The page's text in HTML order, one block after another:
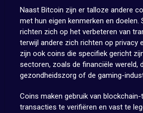
Naast Bitcoin zijn er talloze andere
met hun eigen kenmerken en doelen.
richten zich op het verbeteren van
terwijl andere zich richten op privacy
zijn ook coins die specifiek gericht
sectoren, zoals de financiële wereld,
gezondheidszorg of de gaming-
Coins maken gebruik van
transacties te verifiëren en vast te